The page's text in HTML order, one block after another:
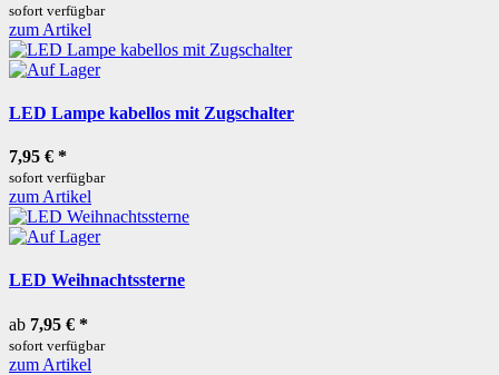
sofort verfügbar
zum Artikel
LED Lampe kabellos mit Zugschalter
7,95 € *
sofort verfügbar
zum Artikel
LED Weihnachtssterne
ab 7,95 € *
sofort verfügbar
zum Artikel